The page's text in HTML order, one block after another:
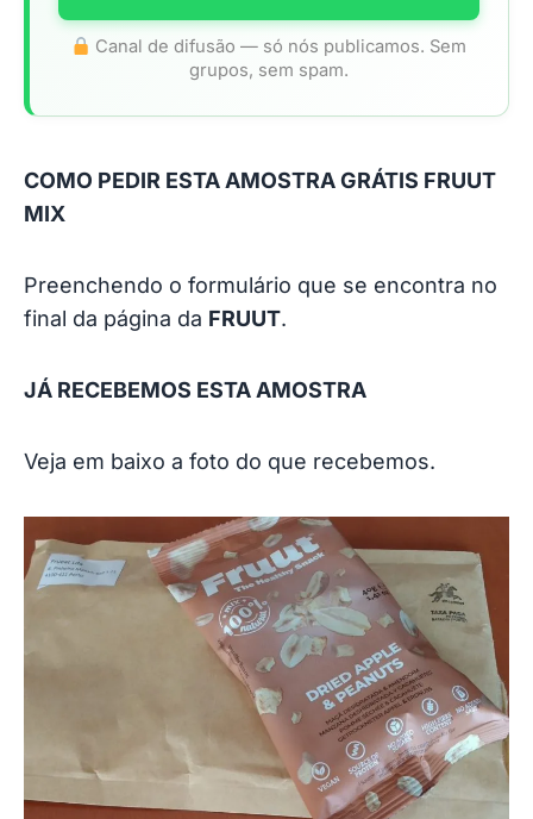
Canal de difusão — só nós publicamos. Sem
grupos, sem spam.
COMO PEDIR ESTA AMOSTRA GRÁTIS FRUUT
MIX
Preenchendo o formulário que se encontra no
final da página da FRUUT.
JÁ RECEBEMOS ESTA AMOSTRA
Veja em baixo a foto do que recebemos.